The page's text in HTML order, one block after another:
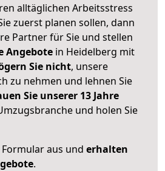
alltäglichen Arbeitsstress
zuerst planen sollen, dann
Partner für Sie und stellen
Angebote in Heidelberg mit
Sie nicht, unsere
zu nehmen und lehnen Sie
Sie unserer 13 Jahre
und holen Sie
aus und erhalten
.